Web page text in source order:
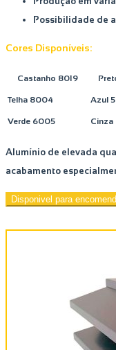
Possibilidade de
Cores Disponíveis:
Castanho 8019
Telha 8004 Azul
Verde 6005 Cinza
Alumínio de elevada
acabamento
Disponivel para